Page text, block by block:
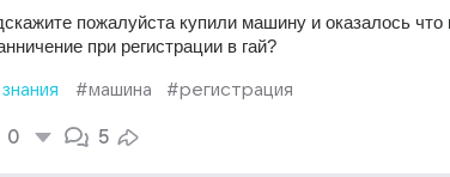
пожалуйста купили машину и оказалось
при регистрации в гай?
знания #машина #регистрация
0 5